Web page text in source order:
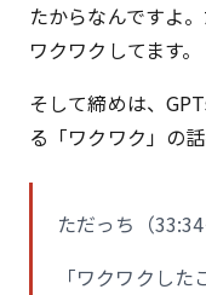
たからなんですよ
ワクワクしてます。
そして締めは、
る「ワクワク」の話
ただっち（33:34
「ワクワクし